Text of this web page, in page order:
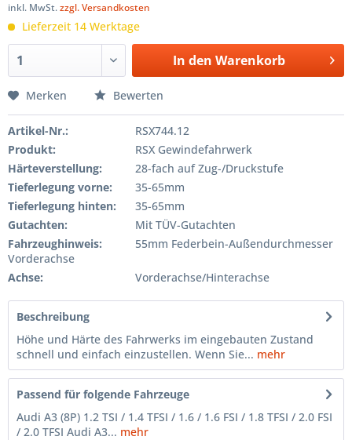
inkl. MwSt.zzgl. Versandkosten
Lieferzeit 14 Werktage
In den Warenkorb
Merken Bewerten
Artikel-Nr.:
RSX744.12
Produkt:
RSX Gewindefahrwerk
Härteverstellung:
28-fach auf Zug-/Druckstufe
Tieferlegung vorne:
35-65mm
Tieferlegung hinten:
35-65mm
Gutachten:
Mit TÜV-Gutachten
Fahrzeughinweis:
55mm Federbein-Außendurchmesser
Vorderachse
Achse:
Vorderachse/Hinterachse
Beschreibung
Höhe und Härte des Fahrwerks im eingebauten Zustand
schnell und einfach einzustellen. Wenn Sie... mehr
Passend für folgende Fahrzeuge
Audi A3 (8P) 1.2 TSI / 1.4 TFSI / 1.6 / 1.6 FSI / 1.8 TFSI / 2.0 FSI
/ 2.0 TFSI Audi A3... mehr